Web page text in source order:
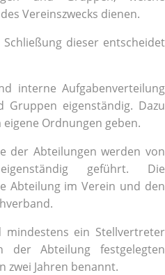
Vereinszwecks dienen.
dieser entscheidet
interne Aufgabenverteilung
eigenständig. Dazu
Ordnungen geben.
der Abteilungen werden von
geführt. Die
Abteilung im Verein und den
ein Stellvertreter
Abteilung festgelegten
zwei Jahren benannt.